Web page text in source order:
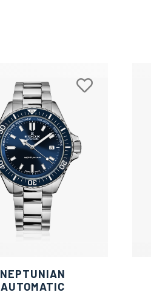
NEPTUNIAN
AUTOMATIC